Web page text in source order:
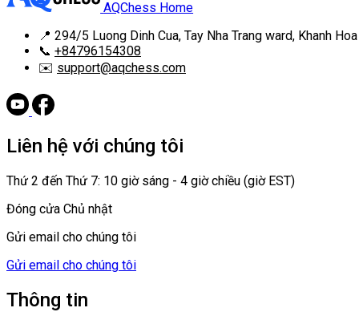
AQChess Home
📍 294/5 Luong Dinh Cua, Tay Nha Trang ward, Khanh
📞 +84796154308
✉️ support@aqchess.com
Liên hệ với chúng tôi
Thứ 2 đến Thứ 7: 10 giờ sáng - 4 giờ chiều (giờ EST)
Đóng cửa Chủ nhật
Gửi email cho chúng tôi
Gửi email cho chúng tôi
Thông tin